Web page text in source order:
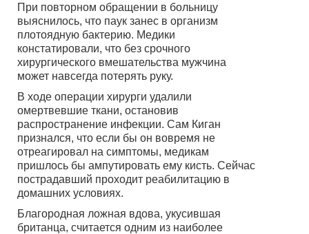
При повторном обращении в больницу
выяснилось, что паук занес в организм
плотоядную бактерию. Медики
констатировали, что без срочного
хирургического вмешательства мужчина
может навсегда потерять руку.
В ходе операции хирурги удалили
омертвевшие ткани, остановив
распространение инфекции. Сам Киган
признался, что если бы он вовремя не
отреагировал на симптомы, медикам
пришлось бы ампутировать ему кисть. Сейчас
пострадавший проходит реабилитацию в
домашних условиях.
Благородная ложная вдова, укусившая
британца, считается одним из наиболее